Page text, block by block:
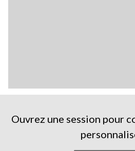
Ouvrez une session pour